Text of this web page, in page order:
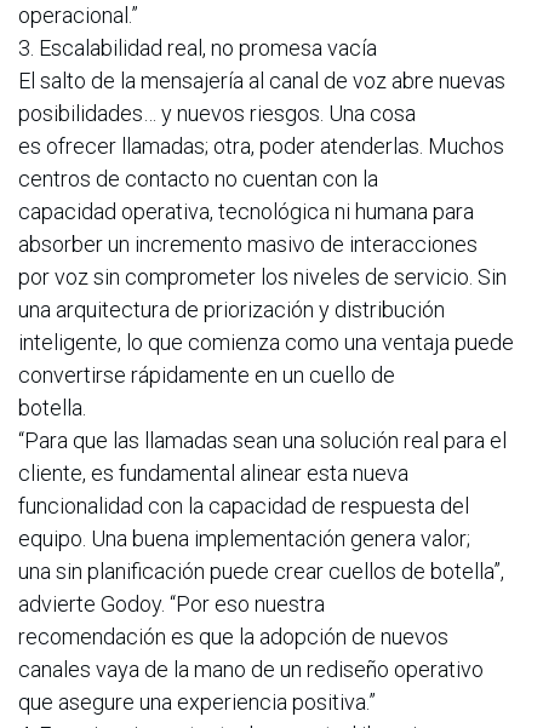
operacional.”
3. Escalabilidad real, no promesa vacía
El salto de la mensajería al canal de voz abre nuevas
posibilidades… y nuevos riesgos. Una cosa
es ofrecer llamadas; otra, poder atenderlas. Muchos
centros de contacto no cuentan con la
capacidad operativa, tecnológica ni humana para
absorber un incremento masivo de interacciones
por voz sin comprometer los niveles de servicio. Sin
una arquitectura de priorización y distribución
inteligente, lo que comienza como una ventaja puede
convertirse rápidamente en un cuello de
botella.
“Para que las llamadas sean una solución real para el
cliente, es fundamental alinear esta nueva
funcionalidad con la capacidad de respuesta del
equipo. Una buena implementación genera valor;
una sin planificación puede crear cuellos de botella”,
advierte Godoy. “Por eso nuestra
recomendación es que la adopción de nuevos
canales vaya de la mano de un rediseño operativo
que asegure una experiencia positiva.”